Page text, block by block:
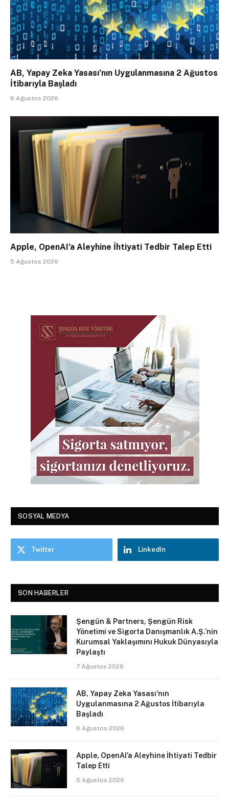
AB, Yapay Zeka Yasası’nın Uygulanmasına 2 Ağustos
İtibarıyla Başladı
6 Ağustos 2026
Apple, OpenAI’a Aleyhine İhtiyati Tedbir Talep Etti
5 Ağustos 2026
SOSYAL MEDYA
Twitter LinkedIn
SON HABERLER
Şengün & Partners, Şengün Risk
Yönetimi ve Sigorta Danışmanlık A.Ş.’nin
Kurumsal Yaklaşımını Hukuk Dünyasıyla
Paylaştı
7 Ağustos 2026
AB, Yapay Zeka Yasası’nın
Uygulanmasına 2 Ağustos İtibarıyla
Başladı
6 Ağustos 2026
Apple, OpenAI’a Aleyhine İhtiyati Tedbir
Talep Etti
5 Ağustos 2026